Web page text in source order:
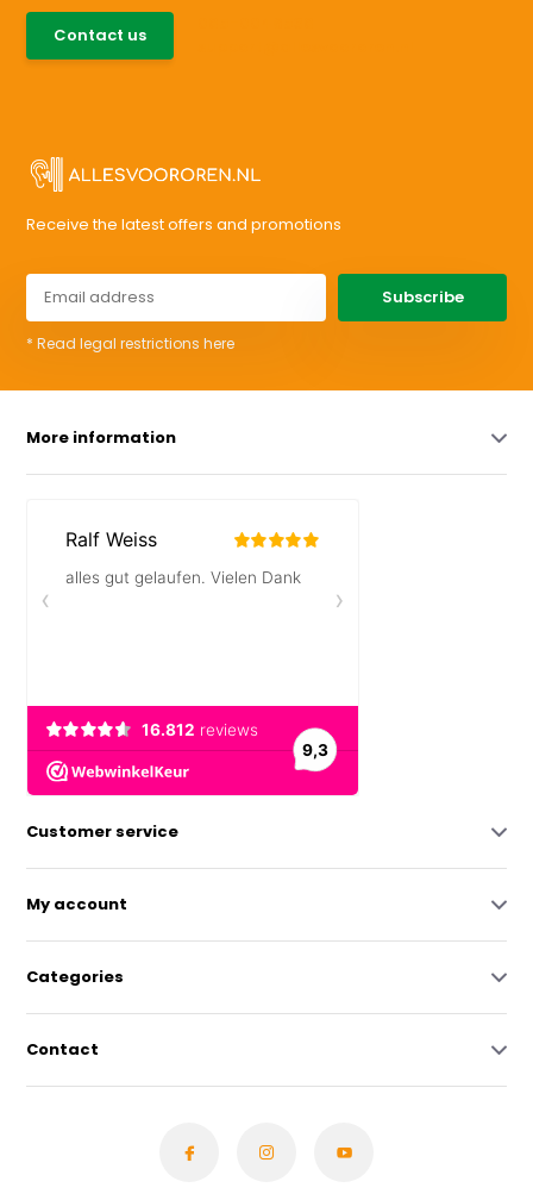
Contact us
Receive the latest offers and promotions
Subscribe
* Read legal restrictions here
More information
Customer service
My account
Categories
Contact